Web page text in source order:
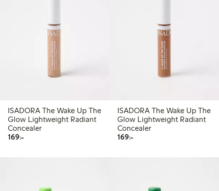
ISADORA The Wake Up The
Glow Lightweight Radiant
Concealer
169:-169,00 kr
ISADORA The Wake Up The
Glow Lightweight Radiant
Concealer
169:-169,00 kr